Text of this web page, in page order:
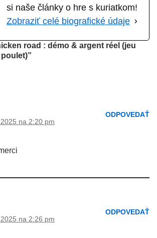
si naše články o hre s kuriatkom!
Zobraziť celé biografické údaje
road : démo & argent réel (jeu
na 2:20 pm
ODPOVEDAŤ
na 2:26 pm
ODPOVEDAŤ